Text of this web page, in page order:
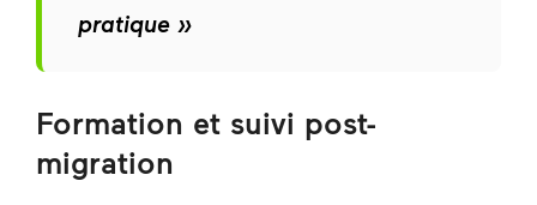
pratique »
Formation et suivi post-
migration